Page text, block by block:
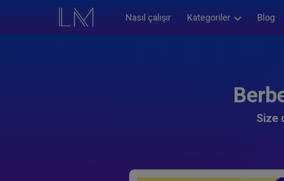
Nasıl çalışır Kategoriler Blog
Size